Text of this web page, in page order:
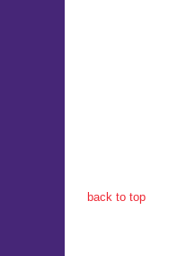
back to top